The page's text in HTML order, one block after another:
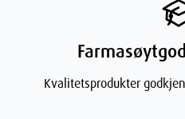
Dersom noe av dette gjelder deg,
snakke med legen før du tar
Andre legemidler
Kvalitetsprodukter